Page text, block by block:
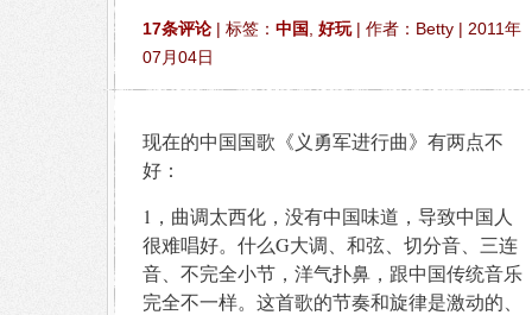
17条评论 | 标签： 中国 好玩| 作者：Betty | 2011年
07月04日
现在的中国国歌《义勇军进行曲》有两点不
好：
1，曲调太西化，没有中国味道，导致中国人
很难唱好。什么G大调、和弦、切分音、三连
音、不完全小节，洋气扑鼻，跟中国传统音乐
完全不一样。这首歌的节奏和旋律是激动的、